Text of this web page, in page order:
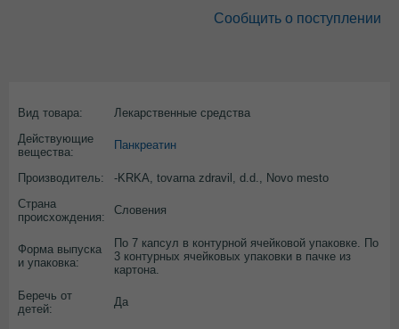
Сообщить о поступлении
Вид товара:
Лекарственные средства
Действующие
вещества:
Панкреатин
Производитель:
-KRKA, tovarna zdravil, d.d., Novo mesto
Страна
происхождения:
Словения
Форма выпуска
и упаковка:
По 7 капсул в контурной ячейковой упаковке. По
3 контурных ячейковых упаковки в пачке из
картона.
Беречь от
детей:
Да